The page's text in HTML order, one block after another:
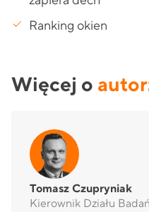
Ranking okien
Więcej o
Tomasz Czupryniak
Kierownik Działu